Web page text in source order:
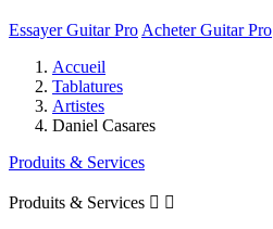
Essayer Guitar Pro Acheter Guitar Pro
Accueil
Tablatures
Artistes
Daniel Casares
Produits & Services
Produits & Services  